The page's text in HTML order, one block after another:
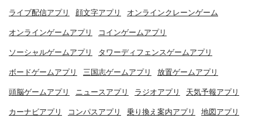
ライブ配信アプリ 顔文字アプリ オンラインクレーンゲーム
オンラインゲームアプリ コインゲームアプリ
ソーシャルゲームアプリ タワーディフェンスゲームアプリ
ボードゲームアプリ 三国志ゲームアプリ 放置ゲームアプリ
頭脳ゲームアプリ ニュースアプリ ラジオアプリ 天気予報アプリ
カーナビアプリ コンパスアプリ 乗り換え案内アプリ 地図アプリ